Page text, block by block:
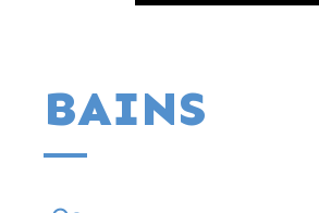
BAINS